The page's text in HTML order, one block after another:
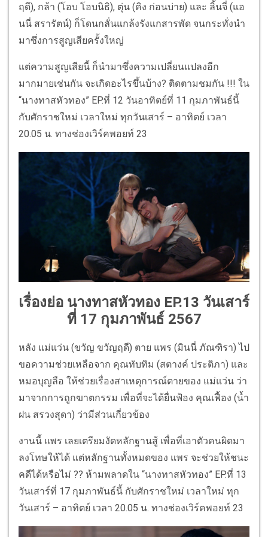
ฤดี), กล้า (โอบ โอบนิธิ), ตุ่น (คิง ก่อนบ่าย) และ ลิ้นจี่ (แอ
นนี่ สรารัตน์) ก็โดนกลั่นแกล้งรังแกสารพัด จนกระทั่งนำ
มาซึ่งการสูญเสียครั้งใหญ่
แต่ความสูญเสียนี้ ก็นำมาซึ่งความเปลี่ยนแปลงอีก
มากมายเช่นกัน จะเกิดอะไรขึ้นบ้าง? ติดตามชมกัน !!! ใน
“นางทาสหัวทอง” EP.ที่ 12 วันอาทิตย์ที่ 11 กุมภาพันธ์นี้
กับศักราชใหม่ เวลาใหม่ ทุกวันเสาร์ – อาทิตย์ เวลา
20.05 น. ทางช่องเวิร์คพอยท์ 23
เรื่องย่อ นางทาสหัวทอง EP.13 วันเสาร์
ที่ 17 กุมภาพันธ์ 2567
หลัง แม่แว่น (ขวัญ ขวัญฤดี) ตาย แพร (มินนี่ ภัณฑิรา) ไป
ขอความช่วยเหลือจาก คุณทับทิม (สตางค์ ประติภา) และ
หมอบุญลือ ให้ช่วยเรื่องสาเหตุการณ์ตายของ แม่แว่น ว่า
มาจากการถูกฆาตกรรม เพื่อที่จะได้ยื่นฟ้อง คุณเฟื้อง (น้ำ
ฝน สรวงสุดา) ว่ามีส่วนเกี่ยวข้อง
งานนี้ แพร เลยเตรียมงัดหลักฐานสู้ เพื่อที่เอาตัวคนผิดมา
ลงโทษให้ได้ แต่หลักฐานทั้งหมดของ แพร จะช่วยให้ชนะ
คดีได้หรือไม่ ?? ห้ามพลาดใน “นางทาสหัวทอง” EP.ที่ 13
วันเสาร์ที่ 17 กุมภาพันธ์นี้ กับศักราชใหม่ เวลาใหม่ ทุก
วันเสาร์ – อาทิตย์ เวลา 20.05 น. ทางช่องเวิร์คพอยท์ 23